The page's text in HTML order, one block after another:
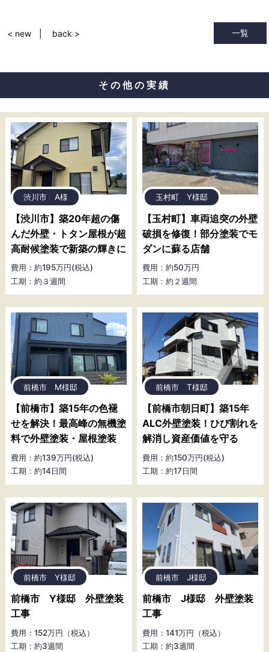
一覧
< new back >
その他の実績
渋川市 A様
【渋川市】築20年超の傷
んだ外壁・トタン屋根が超
高耐候塗装で新築の輝きに
費用：約195万円(税込)
工期：約３週間
玉村町 Y様邸
【玉村町】車両追突の外壁
破損を修復！部分塗装でモ
ダンに蘇る店舗
費用：約50万円
工期：約２週間
前橋市 M様邸
【前橋市】築15年の色褪
せを解決！最高峰の無機塗
料で外壁塗装・屋根塗装
費用：約139万円(税込)
工期：約14日間
前橋市 T様邸
【前橋市朝日町】築15年
ALC外壁塗装！ひび割れを
解消し資産価値を守る
費用：約150万円(税込)
工期：約17日間
前橋市 Y様邸
前橋市 Y様邸 外壁塗装
工事
費用：152万円（税込）
工期：約3週間
前橋市 J様邸
前橋市 J様邸 外壁塗装
工事
費用：141万円（税込）
工期：約3週間